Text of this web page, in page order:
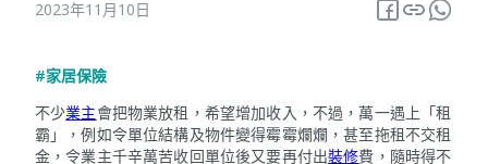
2023年11月10日
#家居保險
不少業主會把物業放租，希望增加收入，不過，萬一遇上「租
霸」，例如令單位結構及物件變得霉霉爛爛，甚至拖租不交租
金，令業主千辛萬苦收回單位後又要再付出裝修費，隨時得不